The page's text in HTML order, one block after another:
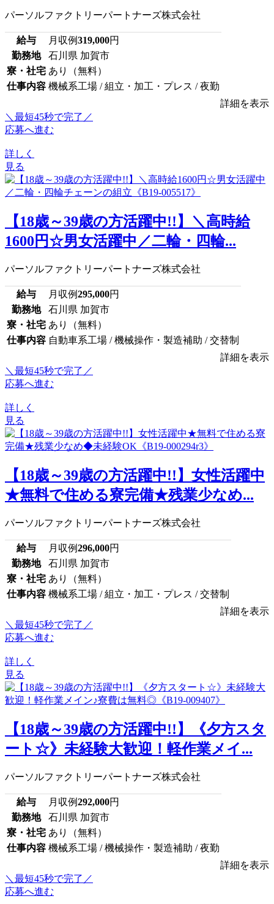
パーソルファクトリーパートナーズ株式会社
給与 月収例319,000円
勤務地
石川県 加賀市
寮・社宅 あり（無料）
仕事内容 機械系工場 / 組立・加工・プレス / 夜勤
詳細を表示
＼最短45秒で完了／
応募へ進む
詳しく
見る
【18歳～39歳の方活躍中!!】＼高時給
1600円☆男女活躍中／二輪・四輪...
パーソルファクトリーパートナーズ株式会社
給与 月収例295,000円
勤務地
石川県 加賀市
寮・社宅 あり（無料）
仕事内容 自動車系工場 / 機械操作・製造補助 / 交替制
詳細を表示
＼最短45秒で完了／
応募へ進む
詳しく
見る
【18歳～39歳の方活躍中!!】女性活躍中
★無料で住める寮完備★残業少なめ...
パーソルファクトリーパートナーズ株式会社
給与 月収例296,000円
勤務地
石川県 加賀市
寮・社宅 あり（無料）
仕事内容 機械系工場 / 組立・加工・プレス / 交替制
詳細を表示
＼最短45秒で完了／
応募へ進む
詳しく
見る
【18歳～39歳の方活躍中!!】《夕方スタ
ート☆》未経験大歓迎！軽作業メイ...
パーソルファクトリーパートナーズ株式会社
給与 月収例292,000円
勤務地
石川県 加賀市
寮・社宅 あり（無料）
仕事内容 機械系工場 / 機械操作・製造補助 / 夜勤
詳細を表示
＼最短45秒で完了／
応募へ進む